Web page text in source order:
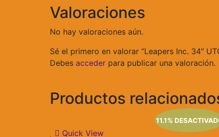
Valoraciones
No hay valoraciones aún.
Sé el primero en valorar “Leapers Inc. 34″
Debes acceder para publicar una valoración.
Productos
11.1%
Quick View